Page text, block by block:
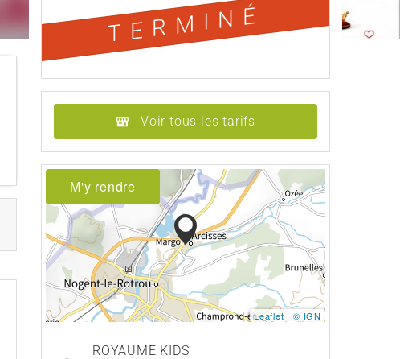
TERMINÉ
Voir tous les tarifs
M'y rendre
Leaflet | © IGN
ROYAUME KIDS